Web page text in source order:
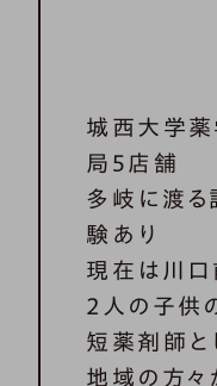
城西大学
局5店舗
多岐に渡
験あり
現在は川口
2人の子供
短薬剤師と
地域の方々